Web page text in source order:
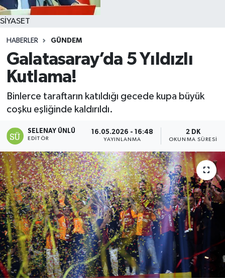
SİYASET
HABERLER GÜNDEM
Galatasaray’da 5 Yıldızlı
Kutlama!
Binlerce taraftarın katıldığı gecede kupa büyük
coşku eşliğinde kaldırıldı.
SELENAY ÜNLÜ
EDITÖR
16.05.2026 - 16:48
YAYINLANMA
2 DK
OKUNMA SÜRESI